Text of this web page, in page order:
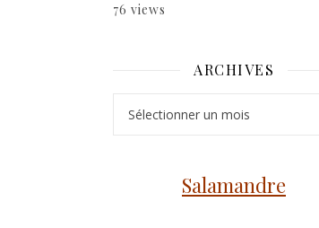
76 views
ARCHIVES
Salamandre